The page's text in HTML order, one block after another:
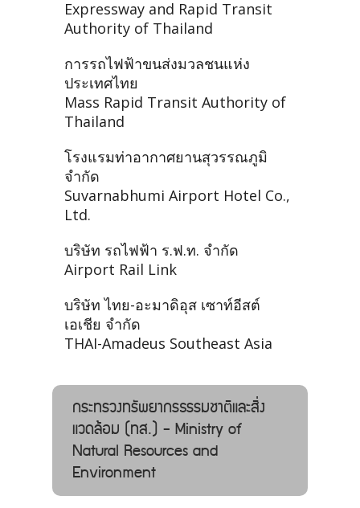
Expressway and Rapid Transit
Authority of Thailand
การรถไฟฟ้าขนส่งมวลชนแห่ง
ประเทศไทย
Mass Rapid Transit Authority of
Thailand
โรงแรมท่าอากาศยานสุวรรณภูมิ
จำกัด
Suvarnabhumi Airport Hotel Co.,
Ltd.
บริษัท รถไฟฟ้า ร.ฟ.ท. จำกัด
Airport Rail Link
บริษัท ไทย-อะมาดิอุส เซาท์อีสต์
เอเชีย จำกัด
THAI-Amadeus Southeast Asia
กระทรวงทรัพยากรธรรมชาติและสิ่ง
แวดล้อม (ทส.) - Ministry of
Natural Resources and
Environment